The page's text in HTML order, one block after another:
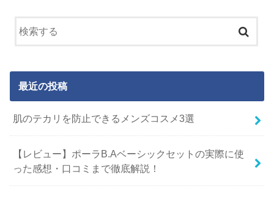
最近の投稿
肌のテカリを防止できるメンズコスメ3選
【レビュー】ポーラB.Aベーシックセットの実際に使
った感想・口コミまで徹底解説！